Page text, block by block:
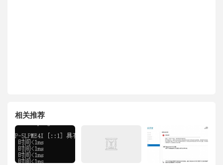
相关推荐